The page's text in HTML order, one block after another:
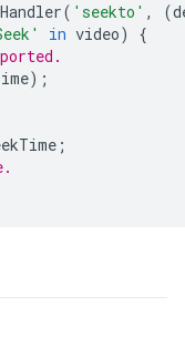
( 'seekto' , (
in video)
{
);
;